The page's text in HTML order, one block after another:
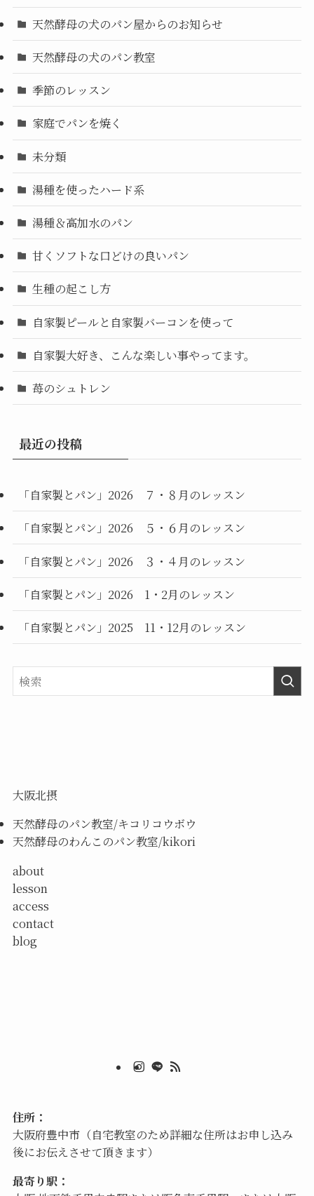
天然酵母の犬のパン屋からのお知らせ
天然酵母の犬のパン教室
季節のレッスン
家庭でパンを焼く
未分類
湯種を使ったハード系
湯種＆高加水のパン
甘くソフトな口どけの良いパン
生種の起こし方
自家製ピールと自家製バーコンを使って
自家製大好き、こんな楽しい事やってます。
苺のシュトレン
最近の投稿
「自家製とパン」2026 ７・８月のレッスン
「自家製とパン」2026 ５・６月のレッスン
「自家製とパン」2026 ３・４月のレッスン
「自家製とパン」2026 1・2月のレッスン
「自家製とパン」2025 11・12月のレッスン
大阪北摂
天然酵母のパン教室/キコリコウボウ
天然酵母のわんこのパン教室/kikori
about
lesson
access
contact
blog
住所：
大阪府豊中市（自宅教室のため詳細な住所はお申し込み
後にお伝えさせて頂きます）
最寄り駅：